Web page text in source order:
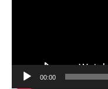
00:00